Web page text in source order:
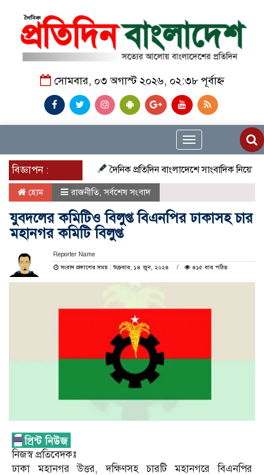
সোমবার, ০৩ অগাস্ট ২০২৬, ০২:৩৮ পূর্বাহ্ন
Toggle
navigation
বিজ্ঞাপন :
দৈনিক প্রতিদিন বাংলাদেশে সাংবাদিক নিয়োগ
হোম রাজনীতি,সর্বশেষ সংবাদ
যুবদলের কমিটিও বিলুপ্ত বিএনপির ঢাকাসহ চার
মহানগর কমিটি বিলুপ্ত
Reporter Name
সংবাদ প্রকাশের সময় : শুক্রবার, ১৪ জুন, ২০২৪
৪১৫ বার পঠিত
নিজস্ব প্রতিবেদকঃ
ঢাকা মহানগর উত্তর, দক্ষিণসহ চারটি মহানগরে বিএনপির